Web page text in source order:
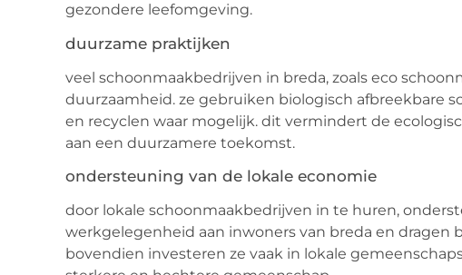
gezondere leefomgeving.
duurzame praktijken
veel schoonmaakbedrijven in breda, zoals eco
duurzaamheid. ze gebruiken biologisch afbreekbare
en recyclen waar mogelijk. dit vermindert de
aan een duurzamere toekomst.
ondersteuning van de lokale economie
door lokale schoonmaakbedrijven in te huren,
werkgelegenheid aan inwoners van breda en dragen
bovendien investeren ze vaak in lokale